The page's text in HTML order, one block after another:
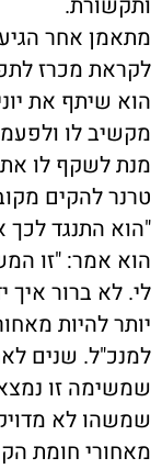
מתאמן אחר
לקראת מכרז
הוא שיתף את
מקשיב לו
מנת לשקף לו
טרנר להקים
"הוא התנגד
הוא אמר: "זו
לי. לא ברור איך
יותר להיות
למנכ"ל. שנים
שמשימה זו
שמשהו לא
מאחורי חומת